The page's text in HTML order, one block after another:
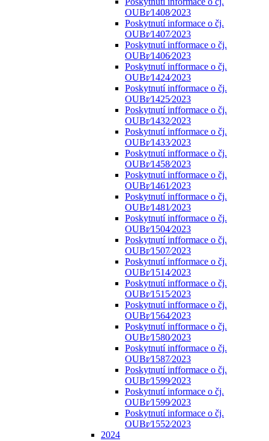
OUBr⁄1408⁄2023
Poskytnutí informace o čj.
OUBr⁄1407⁄2023
Poskytnutí infformace o čj.
OUBr⁄1406⁄2023
Poskytnutí infformace o čj.
OUBr⁄1424⁄2023
Poskytnutí infformace o čj.
OUBr⁄1425⁄2023
Poskytnutí infformace o čj.
OUBr⁄1432⁄2023
Poskytnutí infformace o čj.
OUBr⁄1433⁄2023
Poskytnutí infformace o čj.
OUBr⁄1458⁄2023
Poskytnutí infformace o čj.
OUBr⁄1461⁄2023
Poskytnutí infformace o čj.
OUBr⁄1481⁄2023
Poskytnutí infformace o čj.
OUBr⁄1504⁄2023
Poskytnutí infformace o čj.
OUBr⁄1507⁄2023
Poskytnutí infformace o čj.
OUBr⁄1514⁄2023
Poskytnutí infformace o čj.
OUBr⁄1515⁄2023
Poskytnutí infformace o čj.
OUBr⁄1564⁄2023
Poskytnutí infformace o čj.
OUBr⁄1580⁄2023
Poskytnutí infformace o čj.
OUBr⁄1587⁄2023
Poskytnutí infformace o čj.
OUBr⁄1599⁄2023
Poskytnutí informace o čj.
OUBr⁄1599⁄2023
Poskytnutí informace o čj.
OUBr⁄1552⁄2023
2024